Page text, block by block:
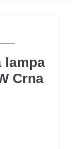
lampa
Crna